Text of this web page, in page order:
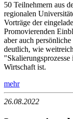
50 Teilnehmern aus
regionalen
Vorträge der
Promovierenden
aber auch
deutlich, wie
Wirtschaft ist.
mehr
26.08.2022